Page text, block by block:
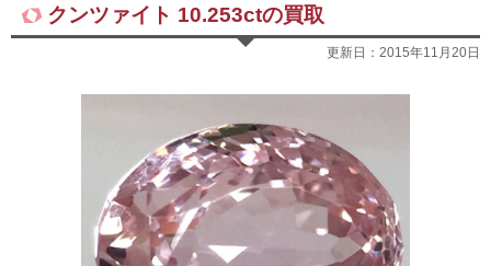
クンツァイト 10.253ctの買取
更新日： 2015年11月20日